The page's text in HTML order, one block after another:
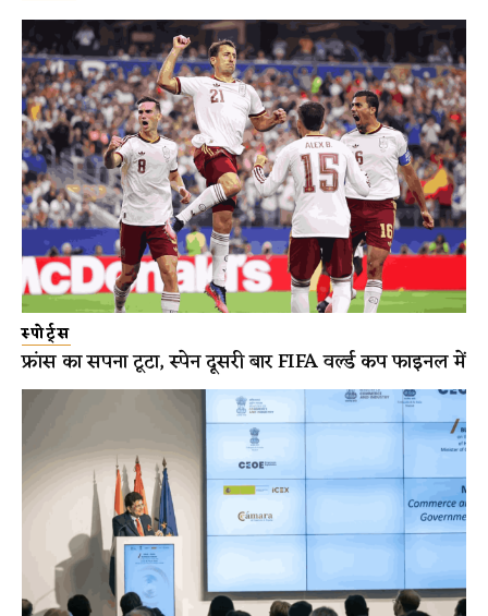
स्पोर्ट्स
फ्रांस का सपना टूटा, स्पेन दूसरी बार FIFA वर्ल्ड कप फाइनल में